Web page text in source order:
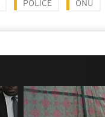
POLICE ONU